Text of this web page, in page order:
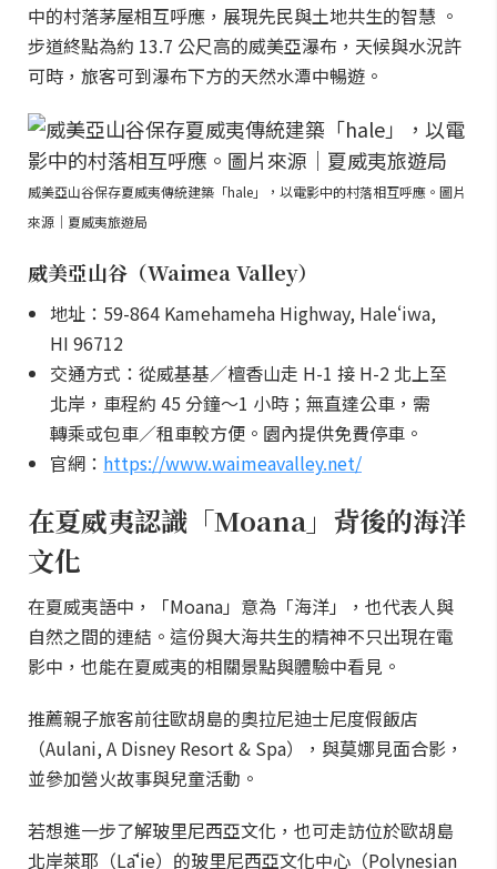
中的村落茅屋相互呼應，展現先民與土地共生的智慧 。
步道終點為約 13.7 公尺高的威美亞瀑布，天候與水況許
可時，旅客可到瀑布下方的天然水潭中暢遊。
威美亞山谷保存夏威夷傳統建築「hale」，以電影中的村落相互呼應。圖片
來源｜夏威夷旅遊局
威美亞山谷（Waimea Valley）
地址：59-864 Kamehameha Highway, Haleʻiwa,
HI 96712
交通方式：從威基基／檀香山走 H-1 接 H-2 北上至
北岸，車程約 45 分鐘～1 小時；無直達公車，需
轉乘或包車／租車較方便。園內提供免費停車。
官網： https://www.waimeavalley.net/
在夏威夷認識「Moana」背後的海洋
文化
在夏威夷語中，「Moana」意為「海洋」，也代表人與
自然之間的連結。這份與大海共生的精神不只出現在電
影中，也能在夏威夷的相關景點與體驗中看見。
推薦親子旅客前往歐胡島的奧拉尼迪士尼度假飯店
（Aulani, A Disney Resort & Spa），與莫娜見面合影，
並參加營火故事與兒童活動。
若想進一步了解玻里尼西亞文化，也可走訪位於歐胡島
北岸萊耶（Lāʻie）的玻里尼西亞文化中心（Polynesian